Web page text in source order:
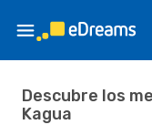
Descubre los
Kagua